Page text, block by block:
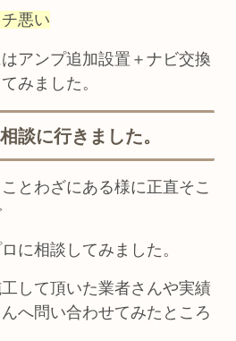
悪い
アンプ追加設置＋ナビ交換
みました。
談に行きました。
とわざにある様に正直そこ
に相談してみました。
して頂いた業者さんや実績
へ問い合わせてみたところ